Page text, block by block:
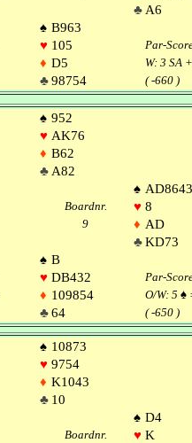
♣ A6
♠ B963
♥ 105
Par-
♦ D5 W: 3 SA
♣98754 ( -660 )
♠ 952
♥ AK76
♦ B62
♣ A82
♠ AD8643
Boardnr. ♥ 8
9 ♦ AD
♣KD73
♠ B
♥ DB432
Par-
♦ 109854 O/W: 5 ♠
♣64 ( -650 )
♠ 10873
♥ 9754
♦ K1043
♣ 10
♠ D4
Boardnr. ♥ K